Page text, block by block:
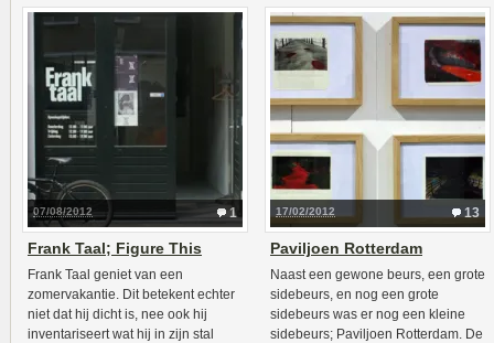
1
07/08/2012
Frank Taal; Figure This
Frank Taal geniet van een
zomervakantie. Dit betekent echter
niet dat hij dicht is, nee ook hij
inventariseert wat hij in zijn stal
13
17/02/2012
Paviljoen Rotterdam
Naast een gewone beurs, een grote
sidebeurs, en nog een grote
sidebeurs was er nog een kleine
sidebeurs; Paviljoen Rotterdam. De